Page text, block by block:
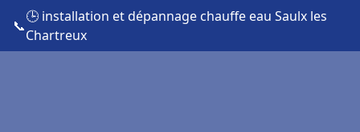
📞
🕒 installation et dépannage chauffe eau Saulx les
Chartreux